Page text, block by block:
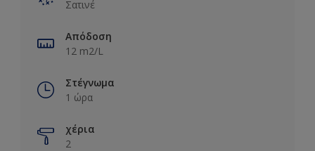
Σατινέ
Απόδοση
12 m2/L
Στέγνωμα
1 ώρα
χέρια
2